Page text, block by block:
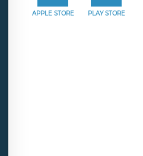
APPLE STORE PLAY STORE